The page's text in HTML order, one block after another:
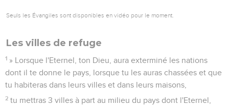
Seuls les Évangiles sont disponibles en vidéo pour le moment.
Les villes de refuge
1 » Lorsque l'Eternel, ton Dieu, aura exterminé les nations
dont il te donne le pays, lorsque tu les auras chassées et que
tu habiteras dans leurs villes et dans leurs maisons,
2 tu mettras 3 villes à part au milieu du pays dont l'Eternel,